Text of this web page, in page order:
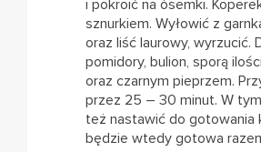
i pokroić na ósemki.
sznurkiem. Wyłowić z
oraz liść laurowy, wyrzucić.
pomidory, bulion, sporą
oraz czarnym pieprzem.
przez 25 – 30 minut. W
też nastawić do gotowania
będzie wtedy gotowa